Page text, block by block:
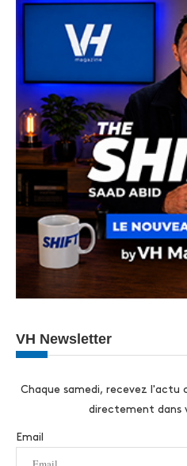
VH Newsletter
Chaque samedi, recevez
directement dans
Email